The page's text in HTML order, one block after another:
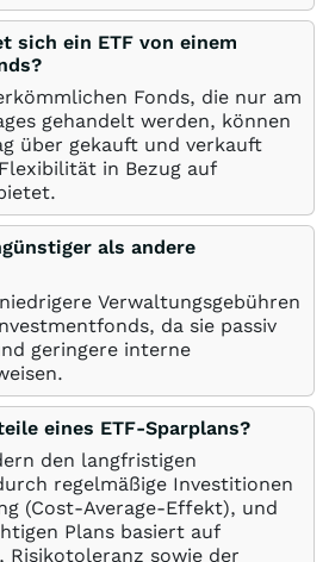
sich ein ETF von einem
Fonds, die nur am
gehandelt werden, können
über gekauft und verkauft
in Bezug auf
als andere
Verwaltungsgebühren
da sie passiv
geringere interne
eines ETF-Sparplans?
den langfristigen
regelmäßige Investitionen
(Cost-Average-Effekt), und
Plans basiert auf
Risikotoleranz sowie der